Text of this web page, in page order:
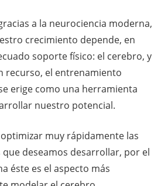
a la neurociencia moderna,
crecimiento depende, en
soporte físico: el cerebro, y
recurso, el entrenamiento
erige como una herramienta
nuestro potencial.
muy rápidamente las
deseamos desarrollar, por el
éste es el aspecto más